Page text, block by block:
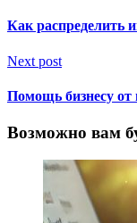
Как распределить
Next post
Помощь бизнесу от
Возможно вам